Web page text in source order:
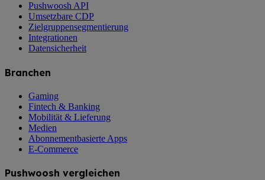
Pushwoosh API
Umsetzbare CDP
Zielgruppensegmentierung
Integrationen
Datensicherheit
Branchen
Gaming
Fintech & Banking
Mobilität & Lieferung
Medien
Abonnementbasierte Apps
E-Commerce
Pushwoosh vergleichen